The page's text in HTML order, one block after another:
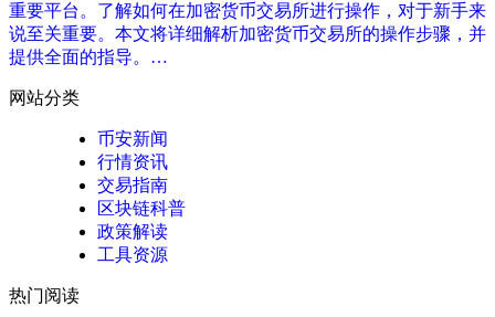
重要平台。了解如何在加密货币交易所进行操作，对于新手来
说至关重要。本文将详细解析加密货币交易所的操作步骤，并
提供全面的指导。…
网站分类
币安新闻
行情资讯
交易指南
区块链科普
政策解读
工具资源
热门阅读